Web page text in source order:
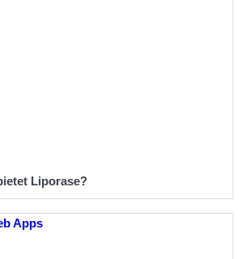
Liporase?